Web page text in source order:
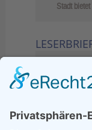
Stadt
21.04.2026